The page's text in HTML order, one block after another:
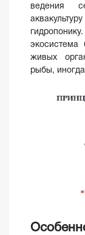
ведения
экосистема
живых
рыбы, иногда